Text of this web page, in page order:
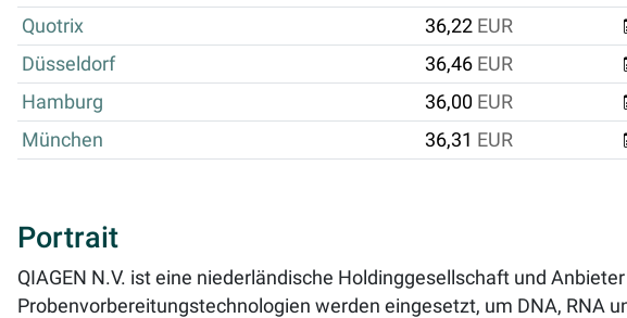
Quotrix
36,22 EUR
Düsseldorf
36,46 EUR
Hamburg
36,00 EUR
München
36,31 EUR
Portrait
QIAGEN N.V. ist eine niederländische Holdinggesellschaft und
Probenvorbereitungstechnologien werden eingesetzt, um DNA, RNA